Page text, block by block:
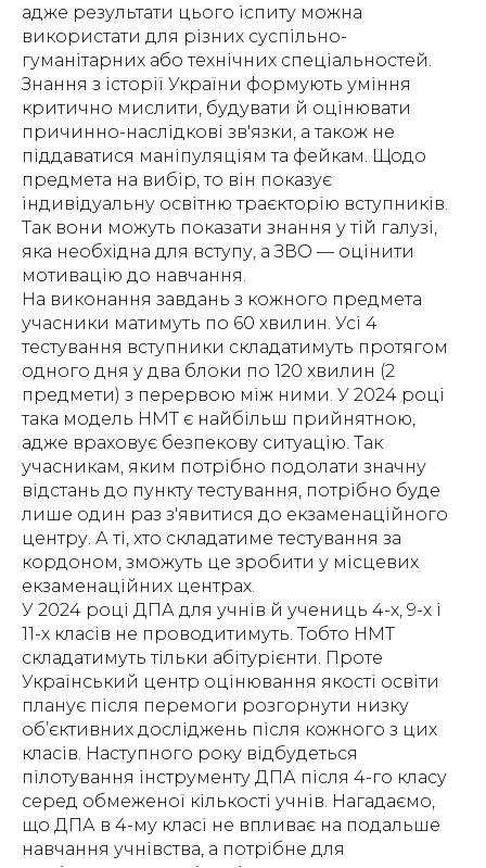
адже результати цього іспиту можна
використати для різних суспільно-
гуманітарних або технічних спеціальностей.
Знання з історії України формують уміння
критично мислити, будувати й оцінювати
причинно-наслідкові зв'язки, а також не
піддаватися маніпуляціям та фейкам. Щодо
предмета на вибір, то він показує
індивідуальну освітню траєкторію вступників.
Так вони можуть показати знання у тій галузі,
яка необхідна для вступу, а ЗВО — оцінити
мотивацію до навчання.
На виконання завдань з кожного предмета
учасники матимуть по 60 хвилин. Усі 4
тестування вступники складатимуть протягом
одного дня у два блоки по 120 хвилин (2
предмети) з перервою між ними. У 2024 році
така модель НМТ є найбільш прийнятною,
адже враховує безпекову ситуацію. Так
учасникам, яким потрібно подолати значну
відстань до пункту тестування, потрібно буде
лише один раз з'явитися до екзаменаційного
центру. А ті, хто складатиме тестування за
кордоном, зможуть це зробити у місцевих
екзаменаційних центрах.
У 2024 році ДПА для учнів й учениць 4-х, 9-х і
11-х класів не проводитимуть. Тобто НМТ
складатимуть тільки абітурієнти. Проте
Український центр оцінювання якості освіти
планує після перемоги розгорнути низку
обʼєктивних досліджень після кожного з цих
класів. Наступного року відбудеться
пілотування інструменту ДПА після 4-го класу
серед обмеженої кількості учнів. Нагадаємо,
що ДПА в 4-му класі не впливає на подальше
навчання учнівства, а потрібне для